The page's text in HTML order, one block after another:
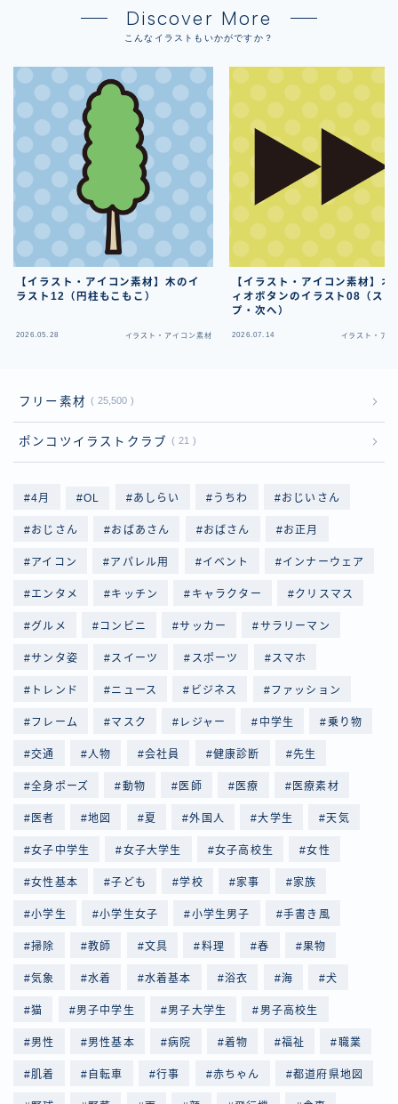
Discover More
こんなイラストもいかがですか？
【イラスト・アイコン素材】木のイ
ラスト12（円柱もこもこ）
2026.05.28 イラスト・アイコン素材
【イラスト・アイコン素材】オ
ィオボタンのイラスト08（スキ
プ・次へ）
2026.07.14 イラスト・ア
フリー素材 25,500
ポンコツイラストクラブ 21
4月 OL あしらい うちわ おじいさん
おじさん おばあさん おばさん お正月
アイコン アパレル用 イベント インナーウェア
エンタメ キッチン キャラクター クリスマス
グルメ コンビニ サッカー サラリーマン
サンタ姿 スイーツ スポーツ スマホ
トレンド ニュース ビジネス ファッション
フレーム マスク レジャー 中学生 乗り物
交通 人物 会社員 健康診断 先生
全身ポーズ 動物 医師 医療 医療素材
医者 地図 夏 外国人 大学生 天気
女子中学生 女子大学生 女子高校生 女性
女性基本 子ども 学校 家事 家族
小学生 小学生女子 小学生男子 手書き風
掃除 教師 文具 料理 春 果物
気象 水着 水着基本 浴衣 海 犬
猫 男子中学生 男子大学生 男子高校生
男性 男性基本 病院 着物 福祉 職業
肌着 自転車 行事 赤ちゃん 都道府県地図